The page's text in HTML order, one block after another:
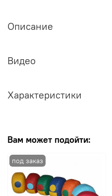
Описание
Видео
Характеристики
Вам может подойти: